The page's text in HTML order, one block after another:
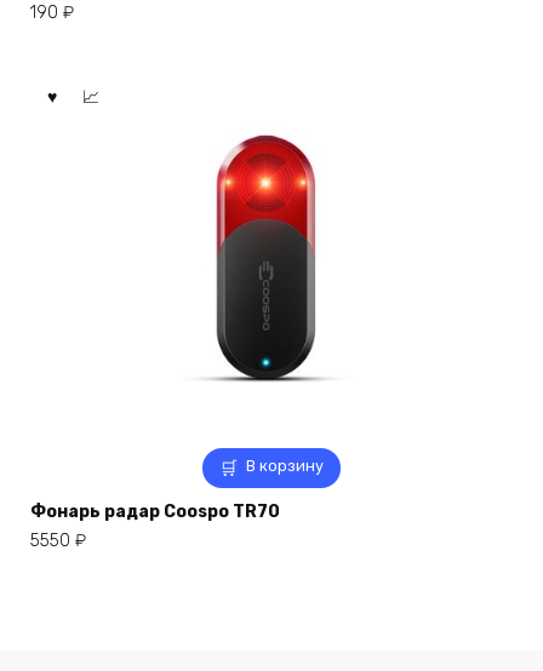
190 ₽
В корзину
Фонарь радар Coospo TR70
5550 ₽